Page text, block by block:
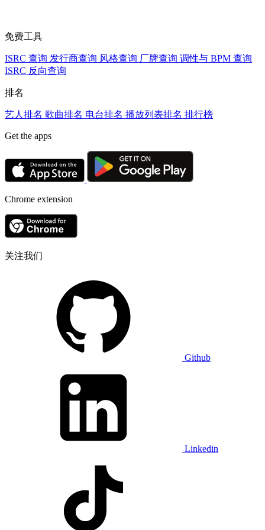
免费工具
ISRC 查询 发行商查询 风格查询 厂牌查询 调性与 BPM 查询
ISRC 反向查询
排名
艺人排名 歌曲排名 电台排名 播放列表排名 排行榜
Get the apps
Chrome extension
关注我们
Github
Linkedin